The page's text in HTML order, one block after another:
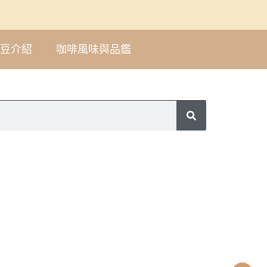
介紹 咖啡風味與品鑑